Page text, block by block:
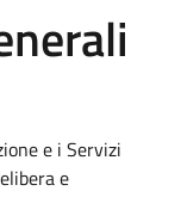
e i Servizi
e